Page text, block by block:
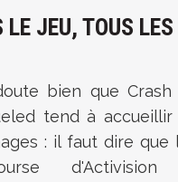
JEU, TOUS
bien que Crash
tend à accueillir
: il faut dire que